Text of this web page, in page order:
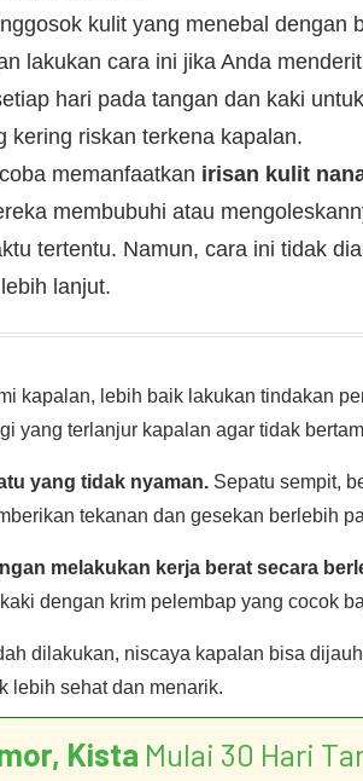
kulit yang menebal dengan
lakukan cara ini jika Anda
hari pada tangan dan kaki
kering riskan terkena kapalan.
memanfaatkan irisan kulit
membubuhi atau
tertentu. Namun, cara ini tidak
lanjut.
kapalan, lebih baik lakukan tindakan
yang terlanjur kapalan agar tidak
yang tidak nyaman. Sepatu sempit,
tekanan dan gesekan berlebih
melakukan kerja berat secara
dengan krim pelembap yang cocok
dilakukan, niscaya kapalan bisa
lebih sehat dan menarik.
Kista Mulai 30 Hari